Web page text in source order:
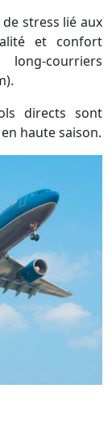
stress lié aux
et confort
courriers
directs sont
haute saison.